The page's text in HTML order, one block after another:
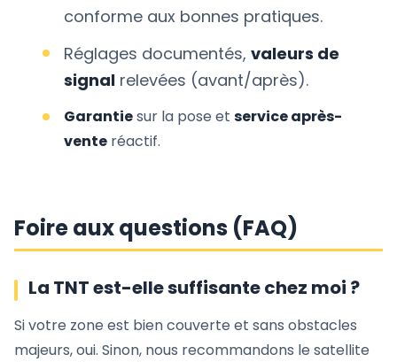
conforme aux bonnes pratiques.
Réglages documentés, valeurs de
signal relevées (avant/après).
Garantiesur la pose et service après-
vente réactif.
Foire aux questions (FAQ)
La TNT est-elle suffisante chez moi ?
Si votre zone est bien couverte et sans obstacles
majeurs, oui. Sinon, nous recommandons le satellite